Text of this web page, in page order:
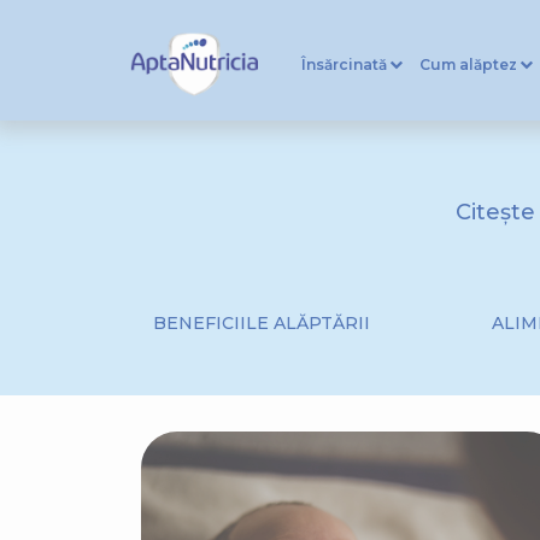
Însărcinată Cum alăptez
BENEFICIILE ALĂPTĂRII